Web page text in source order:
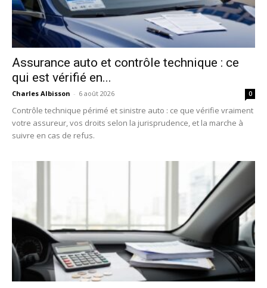
Assurance auto et contrôle technique : ce
qui est vérifié en...
Charles Albisson - 6 août 2026 0
Contrôle technique périmé et sinistre auto : ce que vérifie vraiment
votre assureur, vos droits selon la jurisprudence, et la marche à
suivre en cas de refus.